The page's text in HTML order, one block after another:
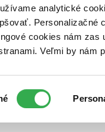
analytické
Personalizačné
cookies nám zas
Veľmi by nám